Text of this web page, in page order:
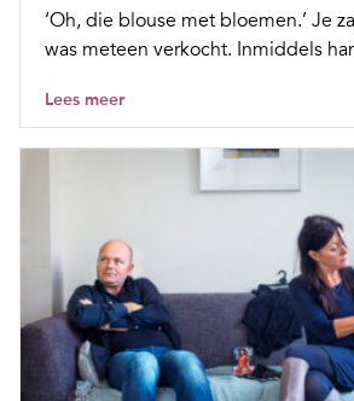
‘Oh, die blouse met bloemen.’ Je
was meteen verkocht. Inmiddels
Lees meer